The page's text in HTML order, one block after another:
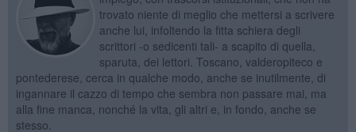
trovato niente di meglio che mettersi a scrivere
anche lui, infoltendo la fitta schiera degli
scrittori -o sedicenti tali- a scapito di quella,
sparuta, dei lettori. Toscano, valderopiteco e
pontederese, cerca in qualche modo, anche se inutilmente, di
ingannare il cazzo di tempo che sembra non passare mai, ma
alla fine manca, nonché la vita, gli altri e, in fondo, anche se
stesso.